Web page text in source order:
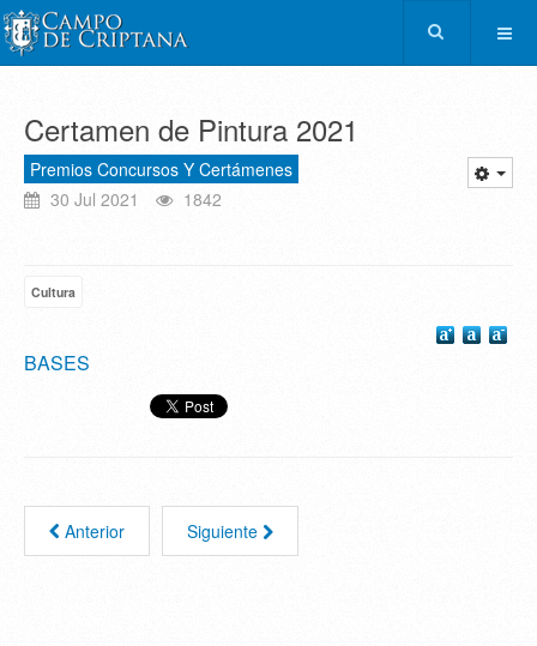
Certamen de Pintura 2021
Premios Concursos Y Certámenes
30 Jul 2021
1842
Cultura
BASES
Anterior Siguiente